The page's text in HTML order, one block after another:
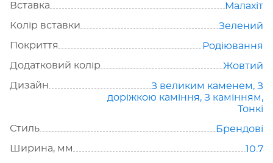
Вставка
Малахіт
Колір вставки
Зелений
Покриття
Родіювання
Додатковий колір
Жовтий
Дизайн
З великим каменем, З
доріжкою каміння, З камінням,
Тонкі
Стиль
Брендові
Ширина, мм
10.7